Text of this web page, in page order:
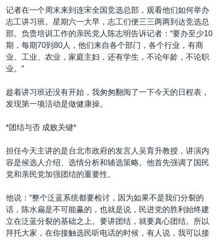
台海两岸关系
南中国海争端
关注西藏
关注新疆
GEN Z 看美国
其他语言网站
记者在一个周末来到连宋全国竞选总部，观看他们如何举办
志工讲习班。星期六一大早，志工们便三三两两到达竞选总
部。负责培训工作的亲民党人陈志明告诉记者：“要办至少10
期，每期70到80人，他们来自各个部门，各个行业，有商
业、工业、农业，家庭主妇，还有学生，不论年龄，不论职
业。”
趁着讲习班还没有开始，我匆匆翻阅了一下今天的日程表，
发现第一项活动是做健康操。
*团结与否 成败关键*
担任今天主讲的是台北市政府的发言人吴育升教授，讲演内
容是候选人介绍、选情分析和辅选策略。他首先强调了国民
党和亲民党加强团结的重要性。
他说：“整个泛蓝系统都要检讨，因为如果不是我们分裂的
话，陈水扁是不可能赢的，也就是说，民进党的胜利始终建
立在泛蓝分裂的基础之上。要讲团结，就要真心团结。所以
拜托大家，在你接触选民听电话的时候，有人说，我可以接